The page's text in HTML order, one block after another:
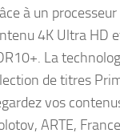
à un
4K Ultra HD
La
de titres
vos
ARTE,